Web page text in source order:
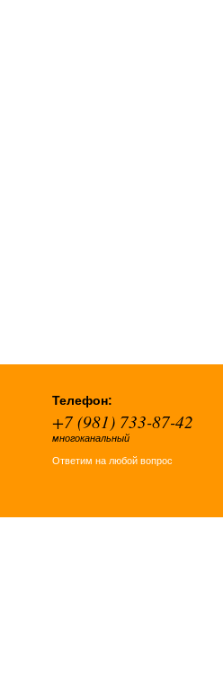
Телефон:
+7 (981) 733-87-42
многоканальный
Ответим на любой вопрос